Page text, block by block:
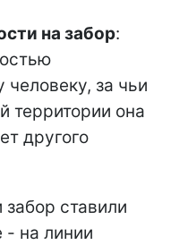
на забор:
за чьи
территории она
другого
забор ставили
- на линии